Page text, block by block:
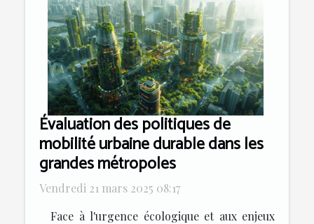
Évaluation des politiques de
mobilité urbaine durable dans les
grandes métropoles
Vendredi 21 mars 2025 08:17
Face à l'urgence écologique et aux enjeux